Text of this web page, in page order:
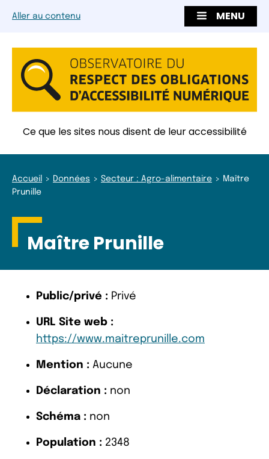
Aller au contenu MENU
Ce que les sites nous disent de leur accessibilité
Accueil Données Secteur : Agro-alimentaire
Maître
Prunille
Maître Prunille
Public/privé : Privé
URL Site web :
https://www.maitreprunille.com
Mention : Aucune
Déclaration : non
Schéma : non
Population : 2348